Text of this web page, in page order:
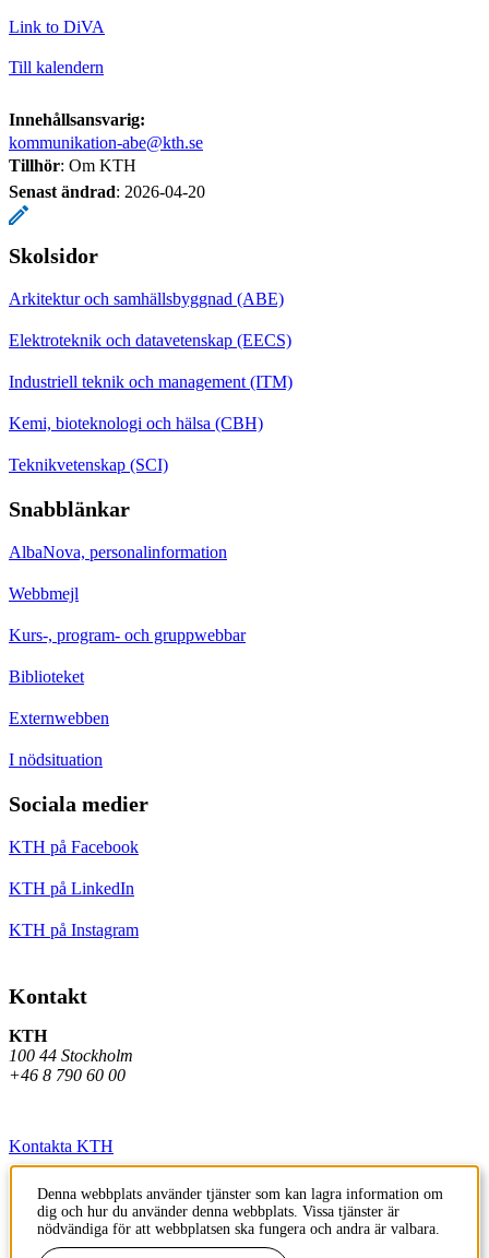
Link to DiVA
Till kalendern
Innehållsansvarig:
kommunikation-abe@kth.se
Tillhör: Om KTH
Senast ändrad: 2026-04-20
Skolsidor
Arkitektur och samhällsbyggnad (ABE)
Elektroteknik och datavetenskap (EECS)
Industriell teknik och management (ITM)
Kemi, bioteknologi och hälsa (CBH)
Teknikvetenskap (SCI)
Snabblänkar
AlbaNova, personalinformation
Webbmejl
Kurs-, program- och gruppwebbar
Biblioteket
Externwebben
I nödsituation
Sociala medier
KTH på Facebook
KTH på LinkedIn
KTH på Instagram
Kontakt
KTH
100 44 Stockholm
+46 8 790 60 00
Kontakta KTH
Jobba på KTH
Press och media
Denna webbplats använder tjänster som kan lagra information om
dig och hur du använder denna webbplats. Vissa tjänster är
nödvändiga för att webbplatsen ska fungera och andra är valbara.